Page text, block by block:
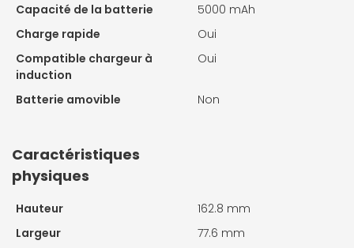
Capacité de la batterie
5000 mAh
Charge rapide
Oui
Compatible chargeur à
induction
Oui
Batterie amovible Non
Caractéristiques
physiques
Hauteur
162.8 mm
Largeur
77.6 mm